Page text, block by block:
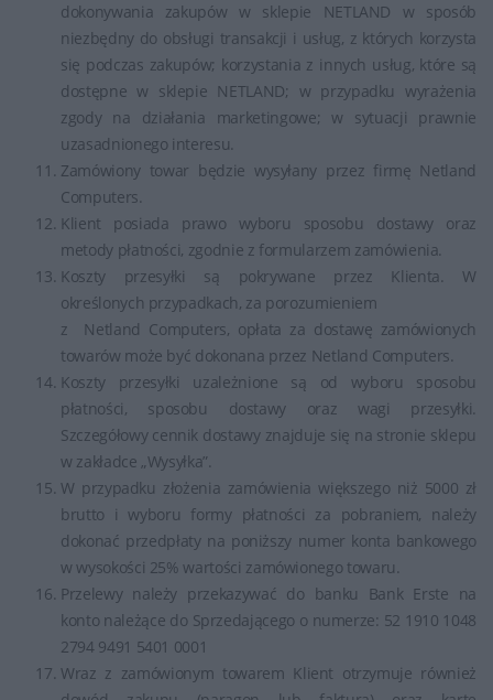
dokonywania zakupów w sklepie NETLAND w sposób
niezbędny do obsługi transakcji i usług, z których korzysta
się podczas zakupów; korzystania z innych usług, które są
dostępne w sklepie NETLAND; w przypadku wyrażenia
zgody na działania marketingowe; w sytuacji prawnie
uzasadnionego interesu.
Zamówiony towar będzie wysyłany przez firmę Netland
Computers.
Klient posiada prawo wyboru sposobu dostawy oraz
metody płatności, zgodnie z formularzem zamówienia.
Koszty przesyłki są pokrywane przez Klienta. W
określonych przypadkach, za porozumieniem
z Netland Computers, opłata za dostawę zamówionych
towarów może być dokonana przez Netland Computers.
Koszty przesyłki uzależnione są od wyboru sposobu
płatności, sposobu dostawy oraz wagi przesyłki.
Szczegółowy cennik dostawy znajduje się na stronie sklepu
w zakładce „Wysyłka”.
W przypadku złożenia zamówienia większego niż 5000 zł
brutto i wyboru formy płatności za pobraniem, należy
dokonać przedpłaty na poniższy numer konta bankowego
w wysokości 25% wartości zamówionego towaru.
Przelewy należy przekazywać do banku Bank Erste na
konto należące do Sprzedającego o numerze: 52 1910 1048
2794 9491 5401 0001
Wraz z zamówionym towarem Klient otrzymuje również